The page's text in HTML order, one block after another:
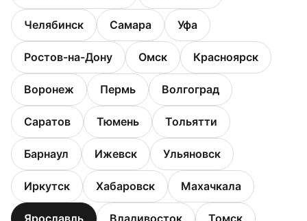
Челябинск Самара Уфа
Ростов-на-Дону Омск Красноярск
Воронеж Пермь Волгоград
Саратов Тюмень Тольятти
Барнаул Ижевск Ульяновск
Иркутск Хабаровск Махачкала
Ярославль Владивосток Томск